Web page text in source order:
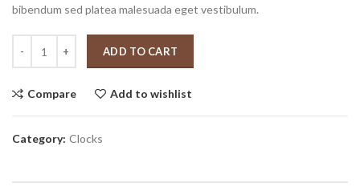
bibendum sed platea malesuada eget vestibulum.
ADD TO CART
Compare Add to wishlist
Category: Clocks